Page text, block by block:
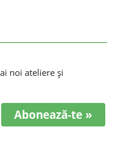
noi ateliere şi
Abonează-te »